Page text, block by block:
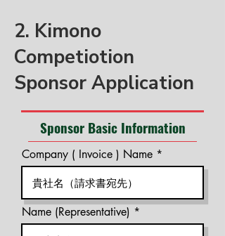
2. Kimono
Competiotion
Sponsor Application
Sponsor Basic Information
Company ( Invoice ) Name
Name (Representative)